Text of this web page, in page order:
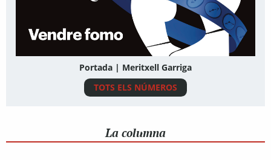
Portada | Meritxell Garriga
TOTS ELS NÚMEROS
La columna